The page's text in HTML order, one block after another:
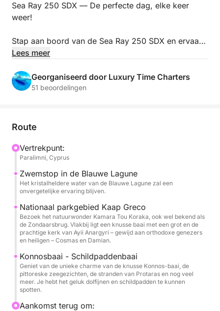
Sea Ray 250 SDX — De perfecte dag, elke keer
weer!
Stap aan boord van de Sea Ray 250 SDX en ervaar
vrijheid, comfort en eindeloos plezier. Of u nu
verborgen baaien verkent, elke tocht wordt een
onvergetelijke ervaring. De doordachte indeling en
Lees meer
Georganiseerd door Luxury Time Charters
51 beoordelingen
Route
Vertrekpunt:
Paralimni, Cyprus
Zwemstop in de Blauwe Lagune
Het kristalheldere water van de Blauwe Lagune zal een
onvergetelijke ervaring blijven.
Nationaal parkgebied Kaap Greco
Bezoek het natuurwonder Kamara Tou Koraka, ook wel bekend als
de Zondaarsbrug. Vlakbij ligt een knusse baai met een grot en de
prachtige kerk van Ayii Anargyri – gewijd aan orthodoxe genezers
en heiligen – Cosmas en Damian.
Konnosbaai - Schildpaddenbaai
Geniet van de unieke charme van de knusse Konnos-baai, de
pittoreske zeegezichten, de stranden van Protaras en nog veel
meer. Je hebt het geluk dolfijnen en schildpadden te kunnen
spotten.
Aankomst terug om: